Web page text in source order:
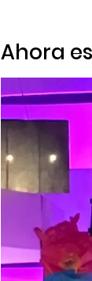
Ahora